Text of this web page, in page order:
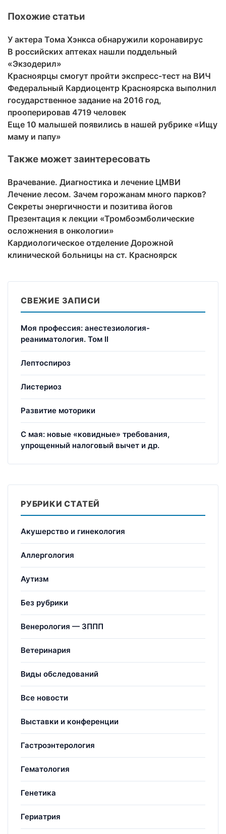
Похожие статьи
У актера Тома Хэнкса обнаружили коронавирус
В российских аптеках нашли поддельный
«Экзодерил»
Красноярцы смогут пройти экспресс-тест на ВИЧ
Федеральный Кардиоцентр Красноярска выполнил
государственное задание на 2016 год,
прооперировав 4719 человек
Еще 10 малышей появились в нашей рубрике «Ищу
маму и папу»
Также может заинтересовать
Врачевание. Диагностика и лечение ЦМВИ
Лечение лесом. Зачем горожанам много парков?
Секреты энергичности и позитива йогов
Презентация к лекции «Тромбоэмболические
осложнения в онкологии»
Кардиологическое отделение Дорожной
клинической больницы на ст. Красноярск
СВЕЖИЕ ЗАПИСИ
Моя профессия: анестезиология-
реаниматология. Том II
Лептоспироз
Листериоз
Развитие моторики
С мая: новые «ковидные» требования,
упрощенный налоговый вычет и др.
РУБРИКИ СТАТЕЙ
Акушерство и гинекология
Аллергология
Аутизм
Без рубрики
Венерология — ЗППП
Ветеринария
Виды обследований
Все новости
Выставки и конференции
Гастроэнтерология
Гематология
Генетика
Гериатрия